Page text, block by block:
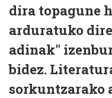
dira topagune
arduratuko
adinak"
bidez.
sorkuntzarako